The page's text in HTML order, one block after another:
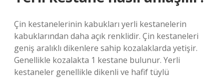
Çin kestanelerinin kabukları yerli kestanelerin
kabuklarından daha açık renklidir. Çin kestaneleri
geniş aralıklı dikenlere sahip kozalaklarda yetişir.
Genellikle kozalakta 1 kestane bulunur. Yerli
kestaneler genellikle dikenli ve hafif tüylü